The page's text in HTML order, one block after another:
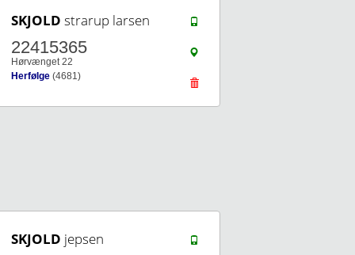
SKJOLD strarup larsen
22415365
Hørvænget 22
Herfølge (4681)
SKJOLD jepsen